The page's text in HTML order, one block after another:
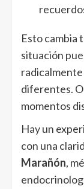
Esto cambia
situación
diferentes. O
momentos
Hay un
con una
Marañón,